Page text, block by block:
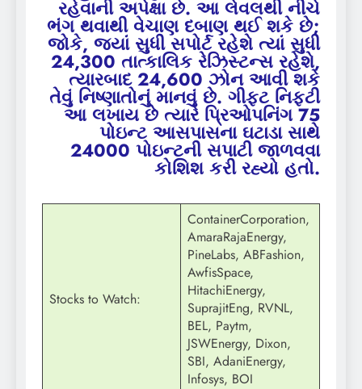
રહેવાની અપેક્ષા છે. આ લેવલથી નીચે
ભંગ થવાથી વેચાણ દબાણ થઈ શકે છે;
જોકે, જ્યાં સુધી સપોર્ટ રહેશે ત્યાં સુધી
24,300 તાત્કાલિક રેઝિસ્ટન્સ રહેશે,
ત્યારબાદ 24,600 ઝોન આવી શકે
તેવું નિષ્ણાતોનું માનવું છે. ગીફ્ટ નિફ્ટી
આ લખાય છે ત્યારે પ્રિઓપનિંગ 75
પોઇન્ટ આસપાસના ઘટાડા સાથે
24000 પોઇન્ટની સપાટી જાળવવા
કોશિશ કરી રહ્યો હતો.
Stocks to Watch:
ContainerCorporation,
AmaraRajaEnergy,
PineLabs, ABFashion,
AwfisSpace,
HitachiEnergy,
SuprajitEng, RVNL,
BEL, Paytm,
JSWEnergy, Dixon,
SBI, AdaniEnergy,
Infosys, BOI